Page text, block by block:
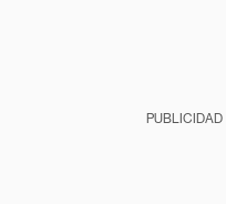
PUBLICIDAD